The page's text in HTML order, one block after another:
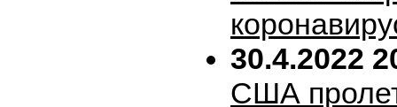
30.4.2022
США